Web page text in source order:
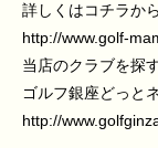
詳しくはコチラか
http://www.golf-
当店のクラブを探
ゴルフ銀座どっと
http://